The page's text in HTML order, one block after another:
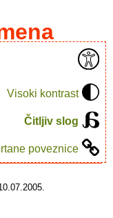
Visoki kontrast
Čitljiv slog
poveznice